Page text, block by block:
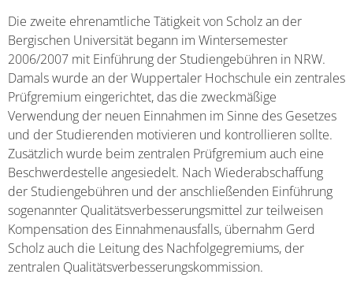
Die zweite ehrenamtliche Tätigkeit von Scholz an der
Bergischen Universität begann im Wintersemester
2006/2007 mit Einführung der Studiengebühren in NRW.
Damals wurde an der Wuppertaler Hochschule ein zentrales
Prüfgremium eingerichtet, das die zweckmäßige
Verwendung der neuen Einnahmen im Sinne des Gesetzes
und der Studierenden motivieren und kontrollieren sollte.
Zusätzlich wurde beim zentralen Prüfgremium auch eine
Beschwerdestelle angesiedelt. Nach Wiederabschaffung
der Studiengebühren und der anschließenden Einführung
sogenannter Qualitätsverbesserungsmittel zur teilweisen
Kompensation des Einnahmenausfalls, übernahm Gerd
Scholz auch die Leitung des Nachfolgegremiums, der
zentralen Qualitätsverbesserungskommission.